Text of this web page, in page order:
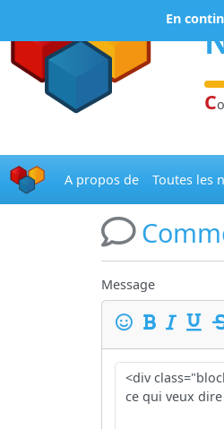
C
A propos de Toutes les
Message
En